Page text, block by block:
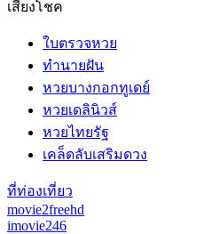
เสี่ยงโชค
ใบตรวจหวย
ทำนายฝัน
หวยบางกอกทูเดย์
หวยเดลินิวส์
หวยไทยรัฐ
เคล็ดลับเสริมดวง
ที่ท่องเที่ยว
movie2freehd
imovie246